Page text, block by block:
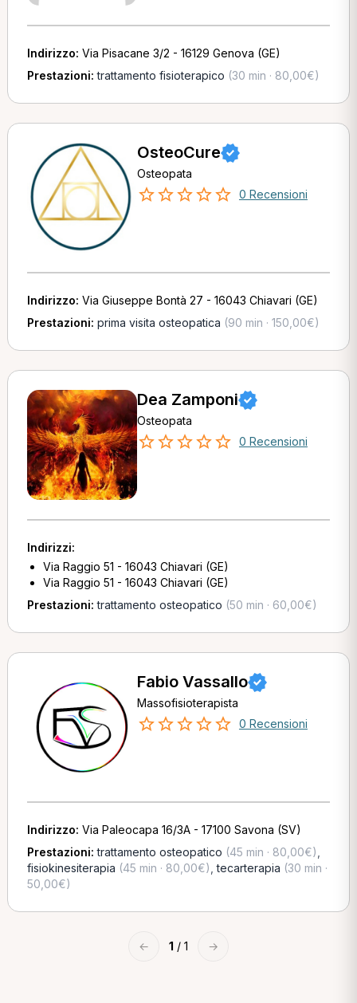
Indirizzo: Via Pisacane 3/2 - 16129 Genova (GE)
Prestazioni:trattamento fisioterapico (30 min · 80,00€)
OsteoCure
Osteopata
0 Recensioni
Indirizzo: Via Giuseppe Bontà 27 - 16043 Chiavari (GE)
Prestazioni: prima visita osteopatica (90 min · 150,00€)
Dea Zamponi
Osteopata
0 Recensioni
Indirizzi:
Via Raggio 51 - 16043 Chiavari (GE)
Via Raggio 51 - 16043 Chiavari (GE)
Prestazioni:trattamento osteopatico (50 min · 60,00€)
Fabio Vassallo
Massofisioterapista
0 Recensioni
Indirizzo: Via Paleocapa 16/3A - 17100 Savona (SV)
Prestazioni:trattamento osteopatico (45 min · 80,00€)
fisiokinesiterapia (45 min · 80,00€) ,tecarterapia (30 min ·
50,00€)
← 1 / 1 →